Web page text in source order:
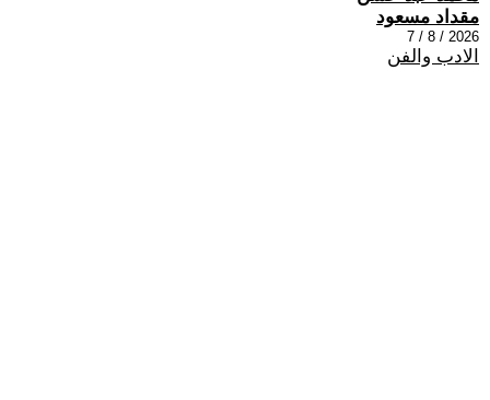
مقداد مسعود
2026 / 8 / 7
الادب والفن